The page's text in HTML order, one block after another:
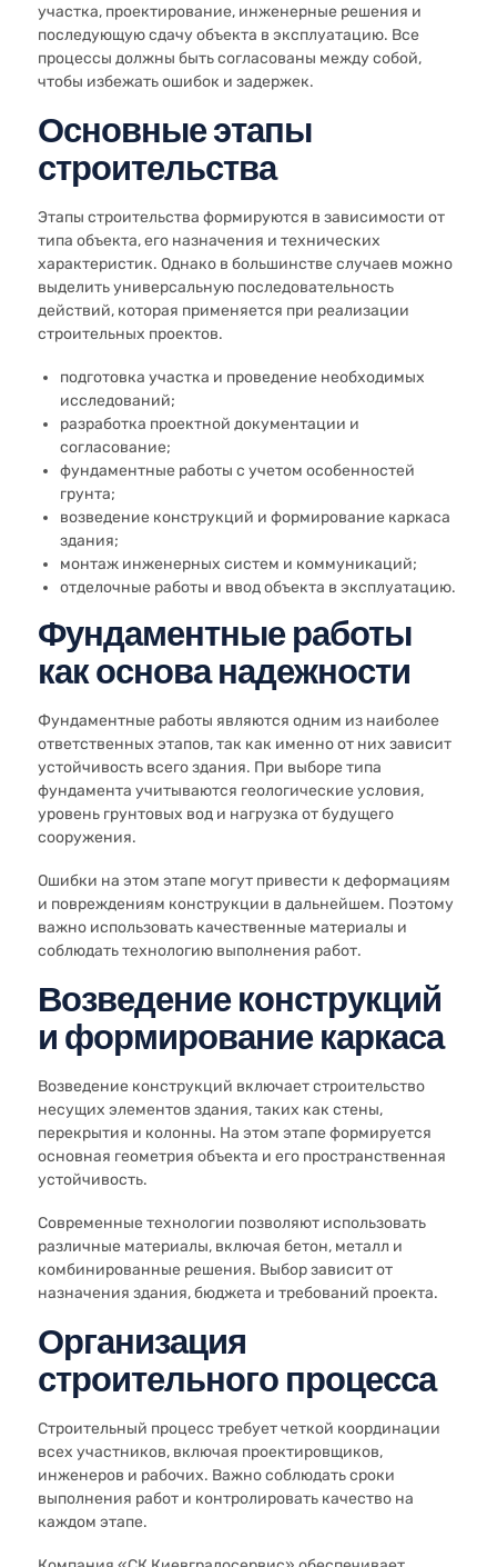
участка, проектирование, инженерные решения и
последующую сдачу объекта в эксплуатацию. Все
процессы должны быть согласованы между собой,
чтобы избежать ошибок и задержек.
Основные этапы
строительства
Этапы строительства формируются в зависимости от
типа объекта, его назначения и технических
характеристик. Однако в большинстве случаев можно
выделить универсальную последовательность
действий, которая применяется при реализации
строительных проектов.
подготовка участка и проведение необходимых
исследований;
разработка проектной документации и
согласование;
фундаментные работы с учетом особенностей
грунта;
возведение конструкций и формирование каркаса
здания;
монтаж инженерных систем и коммуникаций;
отделочные работы и ввод объекта в эксплуатацию.
Фундаментные работы
как основа надежности
Фундаментные работы являются одним из наиболее
ответственных этапов, так как именно от них зависит
устойчивость всего здания. При выборе типа
фундамента учитываются геологические условия,
уровень грунтовых вод и нагрузка от будущего
сооружения.
Ошибки на этом этапе могут привести к деформациям
и повреждениям конструкции в дальнейшем. Поэтому
важно использовать качественные материалы и
соблюдать технологию выполнения работ.
Возведение конструкций
и формирование каркаса
Возведение конструкций включает строительство
несущих элементов здания, таких как стены,
перекрытия и колонны. На этом этапе формируется
основная геометрия объекта и его пространственная
устойчивость.
Современные технологии позволяют использовать
различные материалы, включая бетон, металл и
комбинированные решения. Выбор зависит от
назначения здания, бюджета и требований проекта.
Организация
строительного процесса
Строительный процесс требует четкой координации
всех участников, включая проектировщиков,
инженеров и рабочих. Важно соблюдать сроки
выполнения работ и контролировать качество на
каждом этапе.